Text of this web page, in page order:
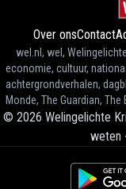
Over onsContact
wel.nl, wel,
economie, cultuur,
achtergrondverhalen,
Monde, The Guardian,
© 2026 Welingelichte
weten